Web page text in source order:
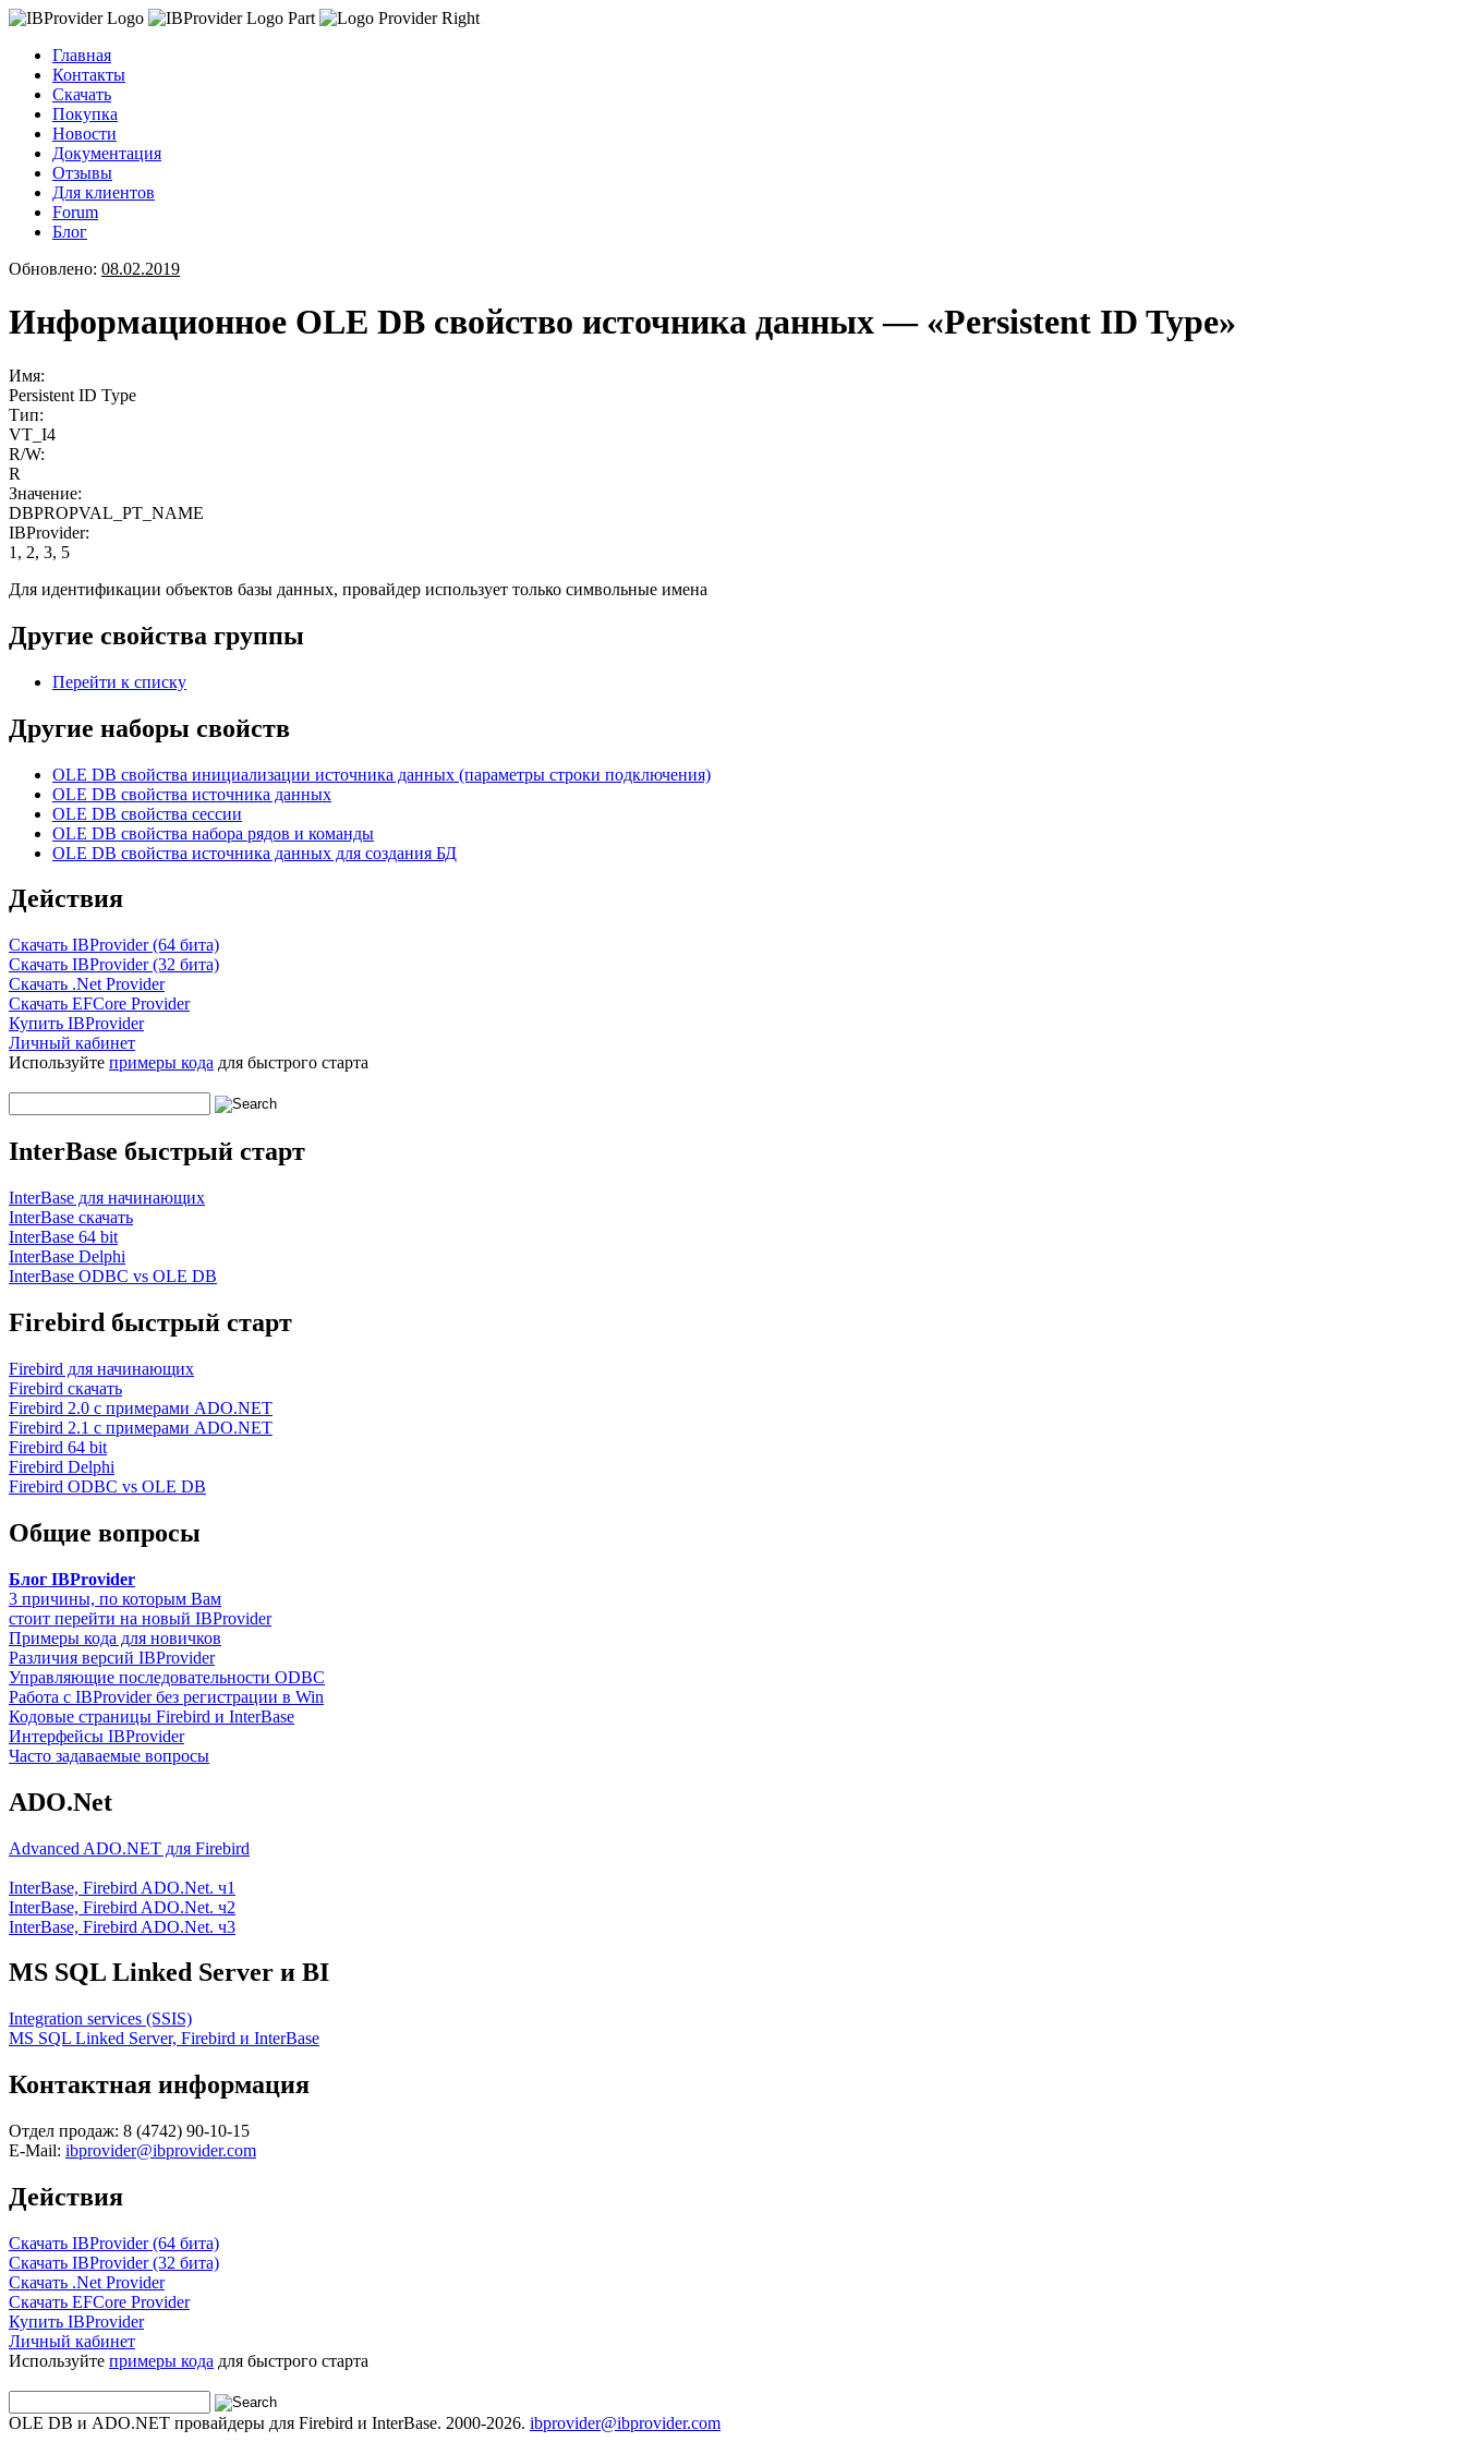
Главная
Контакты
Скачать
Покупка
Новости
Документация
Отзывы
Для клиентов
Forum
Блог
Обновлено: 08.02.2019
Информационное OLE DB свойство источника данных — «Persistent ID Type»
Имя:
Persistent ID Type
Тип:
VT_I4
R/W:
R
Значение:
DBPROPVAL_PT_NAME
IBProvider:
1, 2, 3, 5
Для идентификации объектов базы данных, провайдер использует только символьные имена
Другие свойства группы
Перейти к списку
Другие наборы свойств
OLE DB свойства инициализации источника данных (параметры строки подключения)
OLE DB свойства источника данных
OLE DB свойства сессии
OLE DB свойства набора рядов и команды
OLE DB свойства источника данных для создания БД
Действия
Скачать IBProvider (64 бита)
Скачать IBProvider (32 бита)
Скачать .Net Provider
Скачать EFCore Provider
Купить IBProvider
Личный кабинет
Используйте примеры кода для быстрого старта
InterBase быстрый старт
InterBase для начинающих
InterBase скачать
InterBase 64 bit
InterBase Delphi
InterBase ODBC vs OLE DB
Firebird быстрый старт
Firebird для начинающих
Firebird скачать
Firebird 2.0 с примерами ADO.NET
Firebird 2.1 с примерами ADO.NET
Firebird 64 bit
Firebird Delphi
Firebird ODBC vs OLE DB
Общие вопросы
Блог IBProvider
3 причины, по которым Вам
стоит перейти на новый IBProvider
Примеры кода для новичков
Различия версий IBProvider
Управляющие последовательности ODBC
Работа с IBProvider без регистрации в Win
Кодовые страницы Firebird и InterBase
Интерфейсы IBProvider
Часто задаваемые вопросы
ADO.Net
Advanced ADO.NET для Firebird
InterBase, Firebird ADO.Net. ч1
InterBase, Firebird ADO.Net. ч2
InterBase, Firebird ADO.Net. ч3
MS SQL Linked Server и BI
Integration services (SSIS)
MS SQL Linked Server, Firebird и InterBase
Контактная информация
Отдел продаж: 8 (4742) 90-10-15
E-Mail: ibprovider@ibprovider.com
Действия
Скачать IBProvider (64 бита)
Скачать IBProvider (32 бита)
Скачать .Net Provider
Скачать EFCore Provider
Купить IBProvider
Личный кабинет
Используйте примеры кода для быстрого старта
OLE DB и ADO.NET провайдеры для Firebird и InterBase. 2000-2026. ibprovider@ibprovider.com